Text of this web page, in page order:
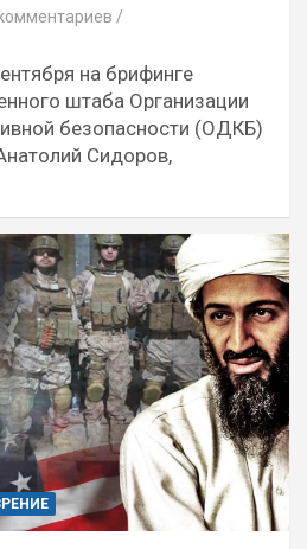
на брифинге
штаба Организации
безопасности (ОДКБ)
Сидоров,